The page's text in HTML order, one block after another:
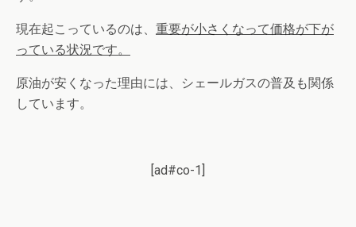
現在起こっているのは、 重要が小さくなって価格が下が
っている状況です。
原油が安くなった理由には、シェールガスの普及も関係
しています。
[ad#co-1]